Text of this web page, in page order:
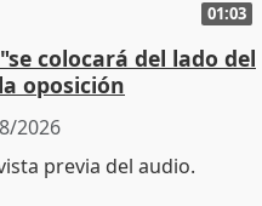
01:03
colocará del lado del
oposición
2026